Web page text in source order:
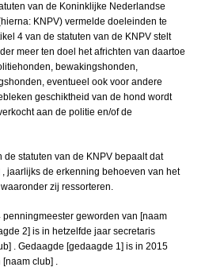
van de Koninklijke Nederlandse
KNPV) vermelde doeleinden te
4 van de statuten van de KNPV stelt
meer ten doel het africhten van daartoe
bewakingshonden,
eventueel ook voor andere
geschiktheid van de hond wordt
aan de politie en/of de
de statuten van de KNPV bepaalt dat
jaarlijks de erkenning behoeven van het
zij ressorteren.
penningmeester geworden van [naam
2] is in hetzelfde jaar secretaris
. Gedaagde [gedaagde 1] is in 2015
club] .